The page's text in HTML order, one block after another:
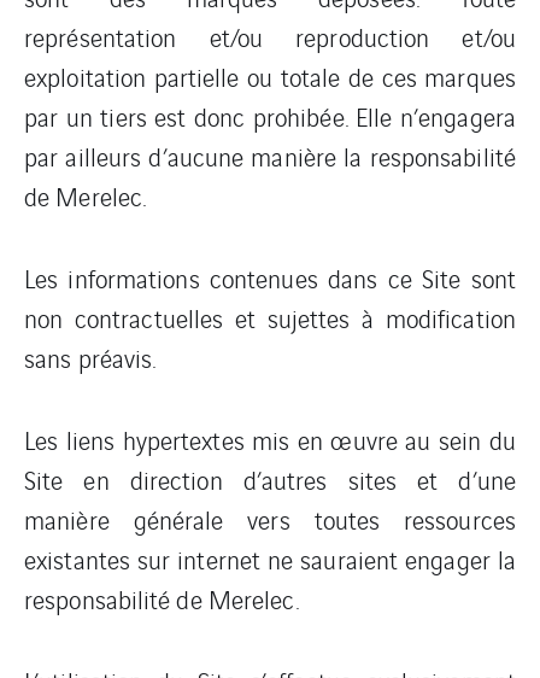
représentation et/ou reproduction et/ou
exploitation partielle ou totale de ces marques
par un tiers est donc prohibée. Elle n’engagera
par ailleurs d’aucune manière la responsabilité
de Merelec.
Les informations contenues dans ce Site sont
non contractuelles et sujettes à modification
sans préavis.
Les liens hypertextes mis en œuvre au sein du
Site en direction d’autres sites et d’une
manière générale vers toutes ressources
existantes sur internet ne sauraient engager la
responsabilité de Merelec.